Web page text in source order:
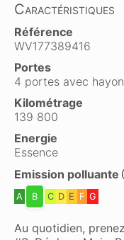
Caractéristiques
Référence
WV177389416
Portes
4 portes avec hayon
Kilométrage
139 800
Energie
Essence
Emission polluante
A B C D E F G
Au quotidien,